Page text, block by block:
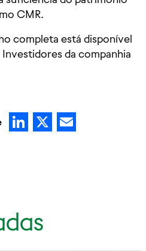
CMR.
completa está disponível
da companhia
LinkedIn
X